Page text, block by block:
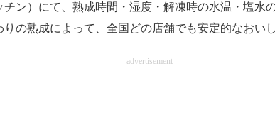
チン）にて、熟成時間・湿度・解凍時の水温・塩水
りの熟成によって、全国どの店舗でも安定的なおい
advertisement